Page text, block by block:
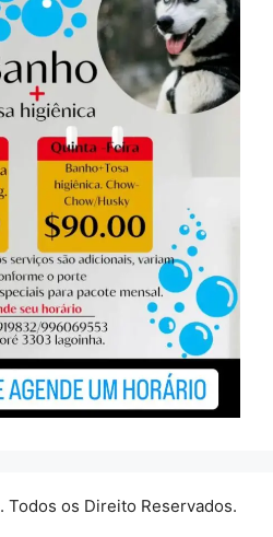
. Todos os Direito Reservados.